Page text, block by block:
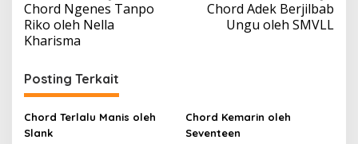
a
v
g
a
s
Chord Ngenes Tanpo
Riko oleh Nella
Kharisma
Chord Adek Berjilbab
Ungu oleh SMVLL
Posting Terkait
Chord Terlalu Manis oleh
Slank
Chord Kemarin oleh
Seventeen